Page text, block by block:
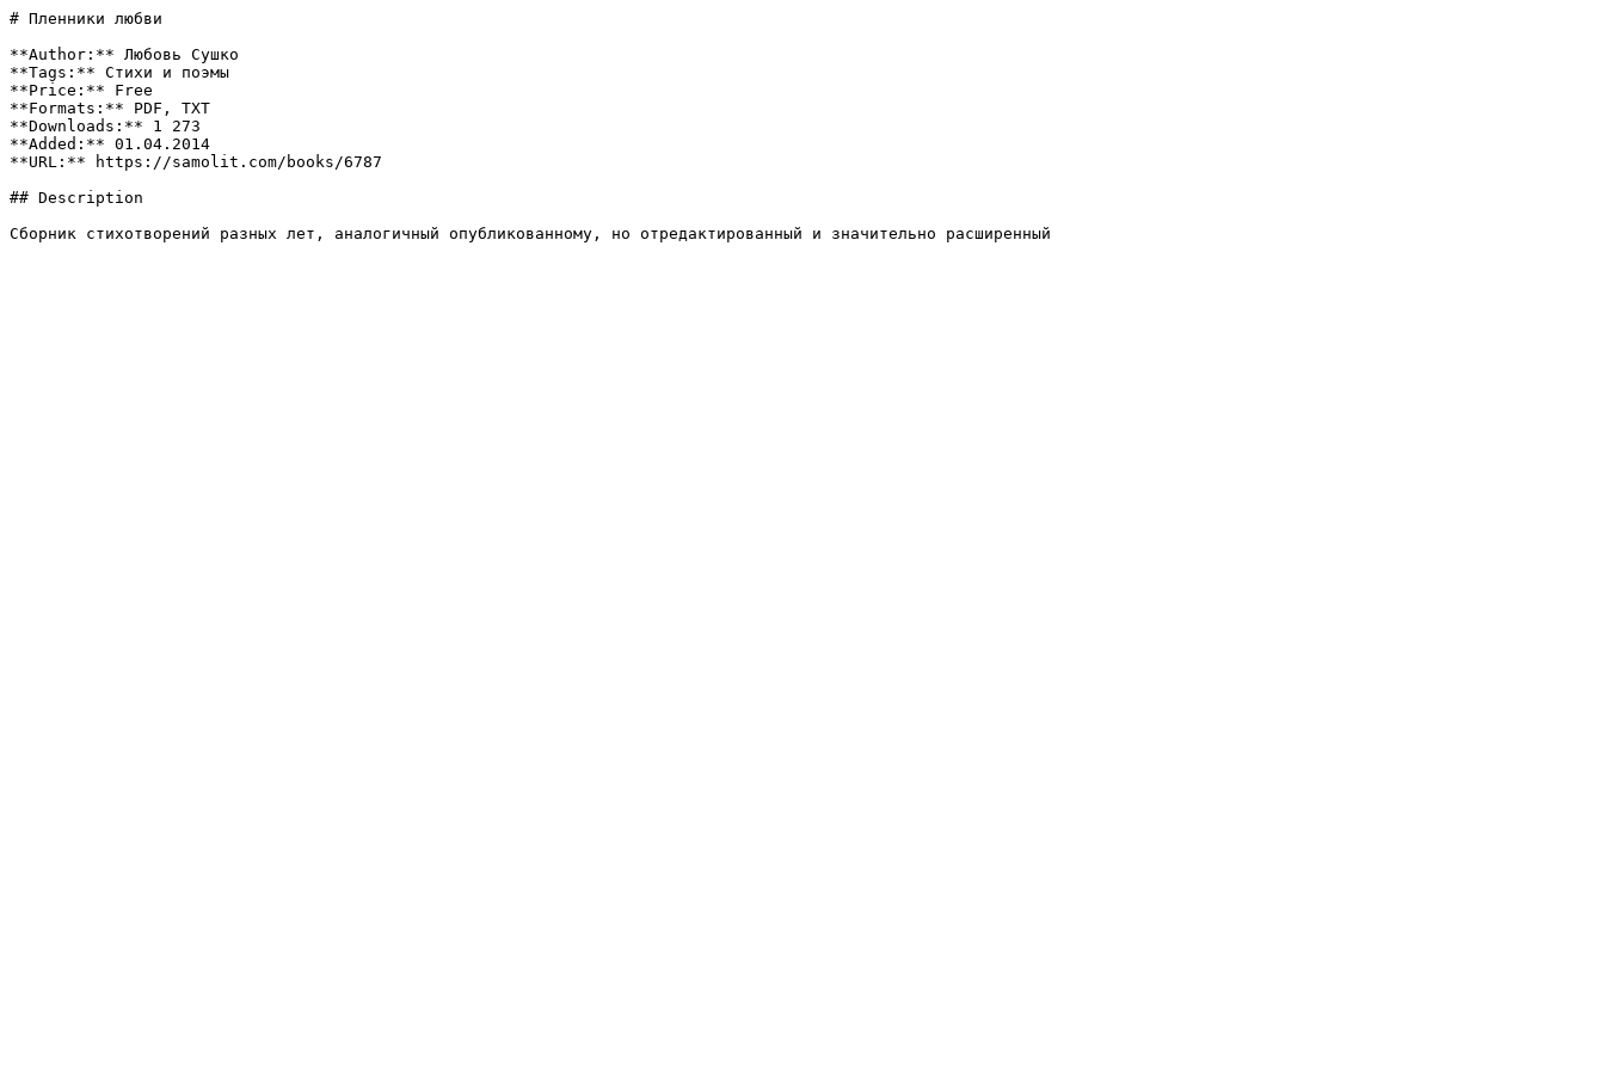
# Пленники любви
**Author:** Любовь Сушко
**Tags:** Стихи и поэмы
**Price:** Free
**Formats:** PDF, TXT
**Downloads:** 1 273
**Added:** 01.04.2014
**URL:** https://samolit.com/books/6787
## Description
Сборник стихотворений разных лет, аналогичный опубликованному, но отредактированный и значительно расширенный